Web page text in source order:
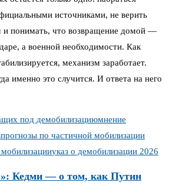
источниками, не верить
и понимать, что возвращение домой —
а военной необходимости. Как
механизм заработает.
именно это случится. И ответа на него
под демобилизациюмнение
прогнозы по частичной мобилизации
указ о демобилизации 2026
Кедми — о том, как Путин